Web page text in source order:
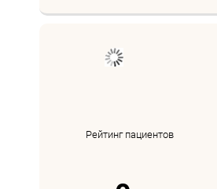
Рейтинг пациентов